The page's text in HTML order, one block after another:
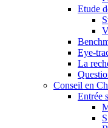
Etude
Eye-
La
Conseil en
Entrée